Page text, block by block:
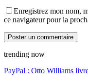
Enregistrez mon nom,
ce navigateur pour la
trending now
PayPal : Otto Williams